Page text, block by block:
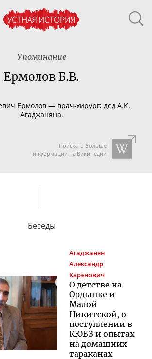
Упоминание
Ермолов Б.В.
Ермолов — врач-хирург; дед А.К.
Агаджаняна.
Поискать больше
информации на Википедии
Беседы
Агаджанян
Александр
Карэнович
О детстве на
Ордынке и
Малой
Никитской, о
поступлении в
КЮБЗ и опытах
на домашних
тараканах